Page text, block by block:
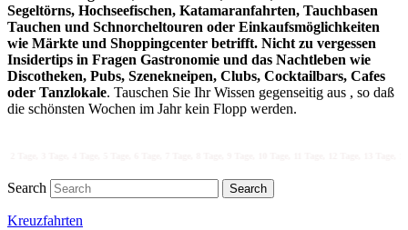
Segeltörns, Hochseefischen, Katamaranfahrten, Tauchbasen
Tauchen und Schnorcheltouren oder Einkaufsmöglichkeiten
wie Märkte und Shoppingcenter betrifft. Nicht zu vergessen
Insidertips in Fragen Gastronomie und das Nachtleben wie
Discotheken, Pubs, Szenekneipen, Clubs, Cocktailbars, Cafes
oder Tanzlokale. Tauschen Sie Ihr Wissen gegenseitig aus , so daß
die schönsten Wochen im Jahr kein Flopp werden.
Search
Kreuzfahrten